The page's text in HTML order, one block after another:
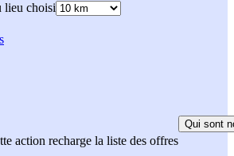
lieu choisi
action recharge la liste des offres
Qui sont